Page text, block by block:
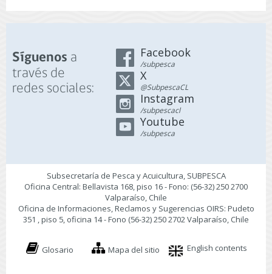
Síguenos a
través de
redes sociales:
Facebook
/subpesca
X
@SubpescaCL
Instagram
/subpescacl
Youtube
/subpesca
Subsecretaría de Pesca y Acuicultura, SUBPESCA
Oficina Central: Bellavista 168, piso 16 - Fono: (56-32) 250 2700
Valparaíso, Chile
Oficina de Informaciones, Reclamos y Sugerencias OIRS: Pudeto
351 , piso 5, oficina 14 - Fono (56-32) 250 2702 Valparaíso, Chile
Glosario Mapa del sitio English contents